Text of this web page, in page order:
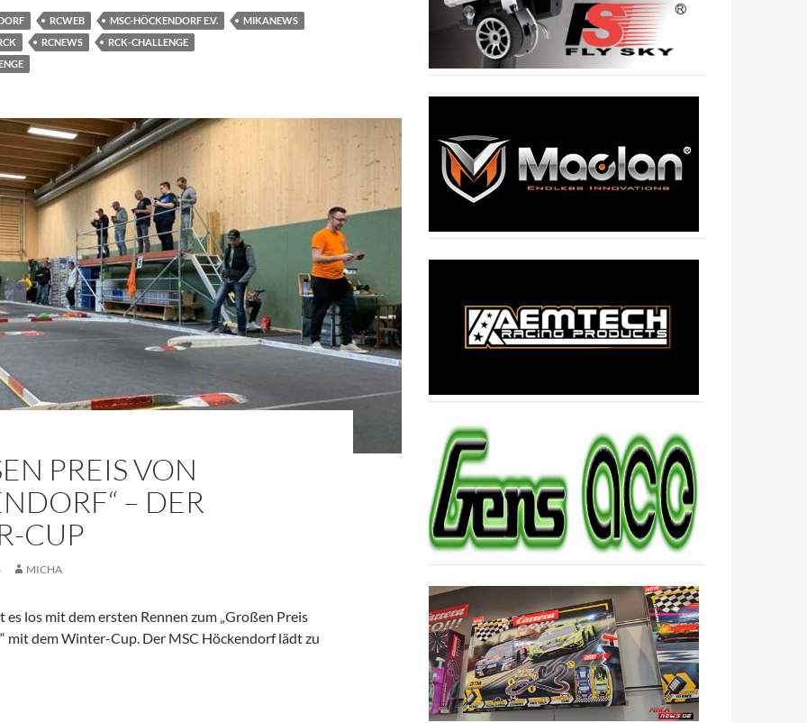
RCWEB MSC-HÖCKENDORF E.V.
MIKANEWS
RCNEWS
RCK-CHALLENGE
PREIS VON H
– DER W
MICHA
es los mit dem ersten Rennen zum „Großen Preis
mit dem Winter-Cup. Der MSC Höckendorf lädt zu
Höckendorf“ – Der Winter-Cup